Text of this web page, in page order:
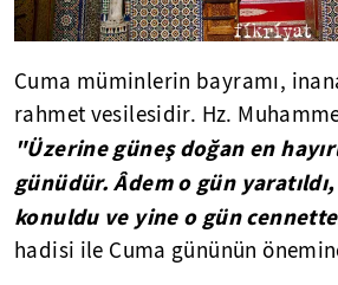
Cuma müminlerin bayramı,
rahmet vesilesidir. Hz.
"Üzerine güneş doğan en
günüdür. Âdem o gün
konuldu ve yine o gün
hadisi ile Cuma gününün